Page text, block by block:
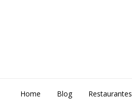
Home Blog Restaurantes